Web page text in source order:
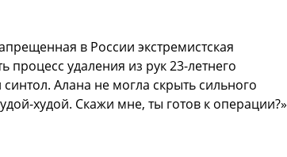
в России экстремистская
удаления из рук 23-летнего
Алана не могла скрыть сильного
худой. Скажи мне, ты готов к операции?»